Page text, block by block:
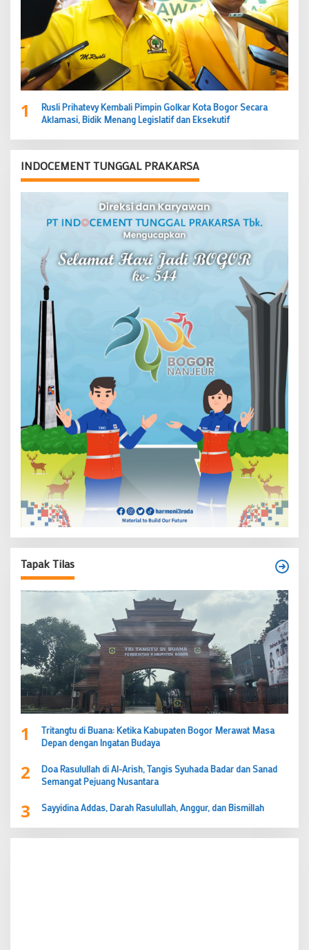
1
Rusli Prihatevy Kembali Pimpin Golkar Kota Bogor Secara
Aklamasi, Bidik Menang Legislatif dan Eksekutif
INDOCEMENT TUNGGAL PRAKARSA
Tapak Tilas
1
Tritangtu di Buana: Ketika Kabupaten Bogor Merawat Masa
Depan dengan Ingatan Budaya
2
Doa Rasulullah di Al-Arish, Tangis Syuhada Badar dan Sanad
Semangat Pejuang Nusantara
3 Sayyidina Addas, Darah Rasulullah, Anggur, dan Bismillah